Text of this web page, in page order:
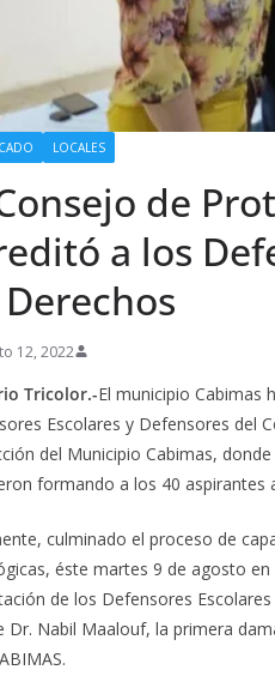
LOCALES
de
a los
12, 2022
Tricolor.-El municipio Cabimas
Escolares y Defensores del
del Municipio Cabimas,
formando a los 40 aspirantes
culminado el proceso de
éste martes 9 de agosto
de los Defensores
Dr. Nabil Maalouf, la primera